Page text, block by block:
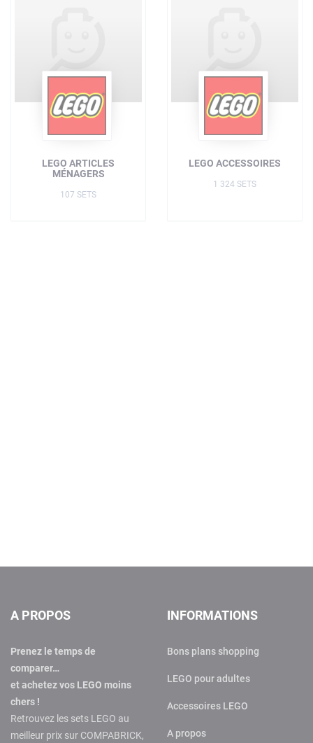
LEGO ARTICLES
MÉNAGERS
107 SETS
LEGO ACCESSOIRES
1 324 SETS
A PROPOS
Prenez le temps de
comparer…
et achetez vos LEGO moins
chers !
Retrouvez les sets LEGO au
meilleur prix sur COMPABRICK,
INFORMATIONS
Bons plans shopping
LEGO pour adultes
Accessoires LEGO
A propos